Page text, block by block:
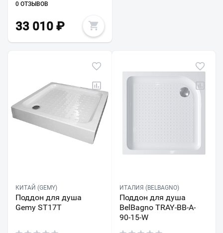
0 ОТЗЫВОВ
33 010 ₽
КИТАЙ (GEMY)
Поддон для душа
Gemy ST17T
ИТАЛИЯ (BELBAGNO)
Поддон для душа
BelBagno TRAY-BB-A-
90-15-W